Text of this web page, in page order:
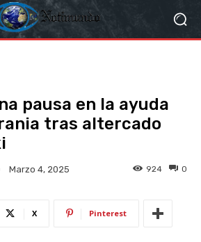
pausa en la ayuda
tras altercado
Marzo 4, 2025 0
924
X Pinterest